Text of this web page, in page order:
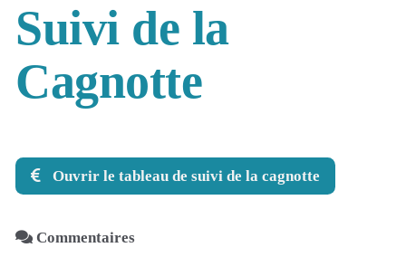
Suivi de la
Cagnotte
Ouvrir le tableau de suivi de la cagnotte
Commentaires